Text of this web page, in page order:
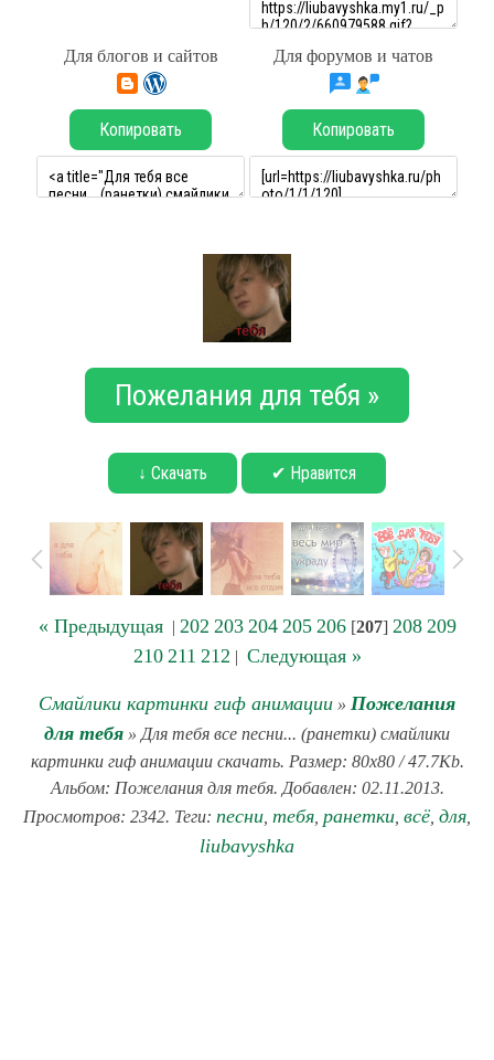
Для блогов и сайтов Для форумов и чатов
Копировать Копировать
Пожелания для тебя »
↓ Скачать ✔ Нравится
« Предыдущая| 202 203 204 205 206[207] 208 209
210 211 212 | Следующая »
Смайлики картинки гиф анимации » Пожелания
для тебя » Для тебя все песни... (ранетки) смайлики
картинки гиф анимации скачать. Размер: 80x80 / 47.7Kb.
Альбом: Пожелания для тебя. Добавлен: 02.11.2013.
Просмотров: 2342. Теги: песни тебя ранетки всё для
liubavyshka